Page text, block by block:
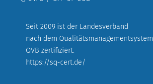
Seit 2009 ist der Landesverband
nach dem Qualitätsmanagementsystem
QVB zertifiziert.
https://sq-cert.de/